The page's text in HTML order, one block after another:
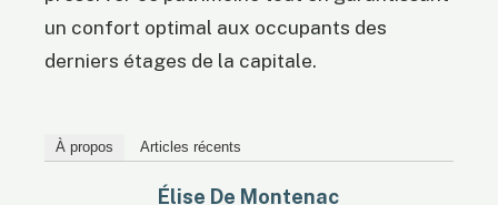
un confort optimal aux occupants des
derniers étages de la capitale.
À propos Articles récents
Élise De Montenac